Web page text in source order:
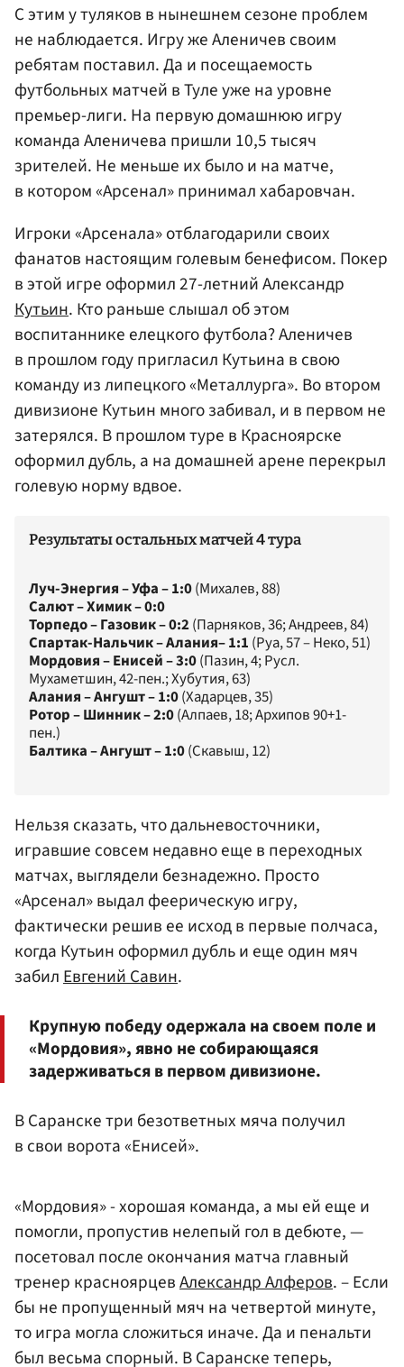
С этим у туляков в нынешнем сезоне проблем
не наблюдается. Игру же Аленичев своим
ребятам поставил. Да и посещаемость
футбольных матчей в Туле уже на уровне
премьер-лиги. На первую домашнюю игру
команда Аленичева пришли 10,5 тысяч
зрителей. Не меньше их было и на матче,
в котором «Арсенал» принимал хабаровчан.
Игроки «Арсенала» отблагодарили своих
фанатов настоящим голевым бенефисом. Покер
в этой игре оформил 27-летний Александр
Кутьин. Кто раньше слышал об этом
воспитаннике елецкого футбола? Аленичев
в прошлом году пригласил Кутьина в свою
команду из липецкого «Металлурга». Во втором
дивизионе Кутьин много забивал, и в первом не
затерялся. В прошлом туре в Красноярске
оформил дубль, а на домашней арене перекрыл
голевую норму вдвое.
Результаты остальных матчей 4 тура
Луч-Энергия – Уфа – 1:0(Михалев, 88)
Салют – Химик – 0:0
Торпедо – Газовик – 0:2(Парняков, 36; Андреев, 84)
Спартак-Нальчик – Алания– 1:1 (Руа, 57 – Неко, 51)
Мордовия – Енисей – 3:0(Пазин, 4; Русл.
Мухаметшин, 42-пен.; Хубутия, 63)
Алания – Ангушт – 1:0(Хадарцев, 35)
Ротор – Шинник – 2:0(Алпаев, 18; Архипов 90+1-
пен.)
Балтика – Ангушт – 1:0(Скавыш, 12)
Нельзя сказать, что дальневосточники,
игравшие совсем недавно еще в переходных
матчах, выглядели безнадежно. Просто
«Арсенал» выдал феерическую игру,
фактически решив ее исход в первые полчаса,
когда Кутьин оформил дубль и еще один мяч
забилЕвгений Савин.
Крупную победу одержала на своем поле и
«Мордовия», явно не собирающаяся
задерживаться в первом дивизионе.
В Саранске три безответных мяча получил
в свои ворота «Енисей».
«Мордовия» - хорошая команда, а мы ей еще и
помогли, пропустив нелепый гол в дебюте, —
посетовал после окончания матча главный
тренер красноярцевАлександр Алферов. – Если
бы не пропущенный мяч на четвертой минуте,
то игра могла сложиться иначе. Да и пенальти
был весьма спорный. В Саранске теперь,